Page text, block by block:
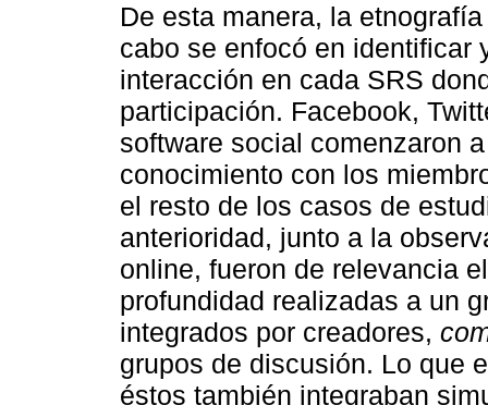
De esta manera, la
cabo se enfocó en identificar
interacción en cada SRS
participación. Facebook,
software social comenzaron
conocimiento con los
el resto de los casos de
anterioridad, junto a la
online, fueron de relevancia
profundidad realizadas a un
integrados por creadores,
grupos de discusión. Lo que
éstos también integraban